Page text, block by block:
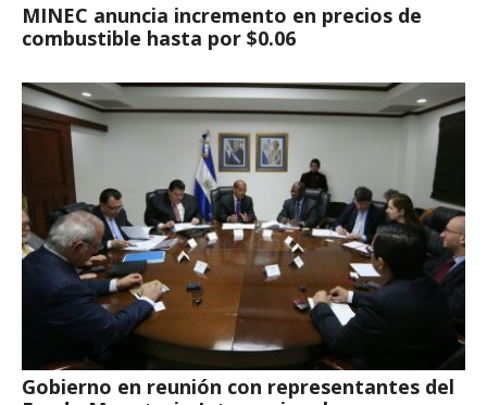
MINEC anuncia incremento en precios de
combustible hasta por $0.06
Gobierno en reunión con representantes del